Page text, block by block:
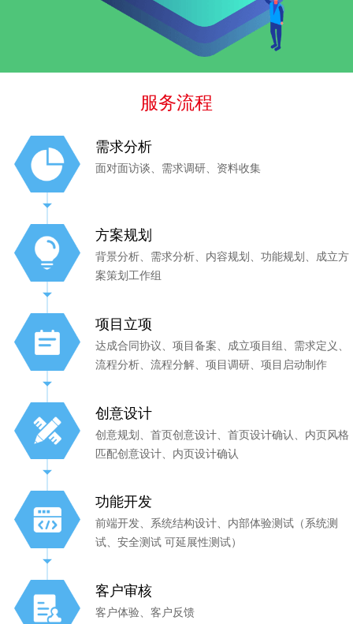
服务流程
需求分析
面对面访谈、需求调研、资料收集
方案规划
背景分析、需求分析、内容规划、功能规划、成立方
案策划工作组
项目立项
达成合同协议、项目备案、成立项目组、需求定义、
流程分析、流程分解、项目调研、项目启动制作
创意设计
创意规划、首页创意设计、首页设计确认、内页风格
匹配创意设计、内页设计确认
功能开发
前端开发、系统结构设计、内部体验测试（系统测
试、安全测试 可延展性测试）
客户审核
客户体验、客户反馈